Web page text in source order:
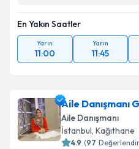
En Yakın Saatler
Yarın
11:00
Yarın
11:45
Aile Danışmanı
Aile Danışmanı
İstanbul, Kağıthane
4.9 (97